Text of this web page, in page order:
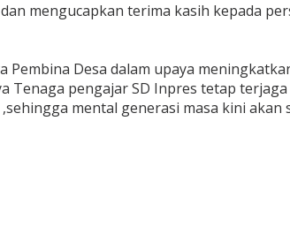
mengucapkan terima kasih kepada
Desa dalam upaya
pengajar SD Inpres tetap
mental generasi masa kini akan